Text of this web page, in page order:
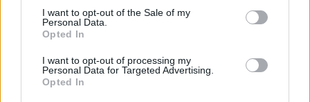
consent section.
I want to opt-out of the Sale of my
Personal Data.
Opted In
I want to opt-out of processing my
Personal Data for Targeted Advertising.
Opted In
Népszerű